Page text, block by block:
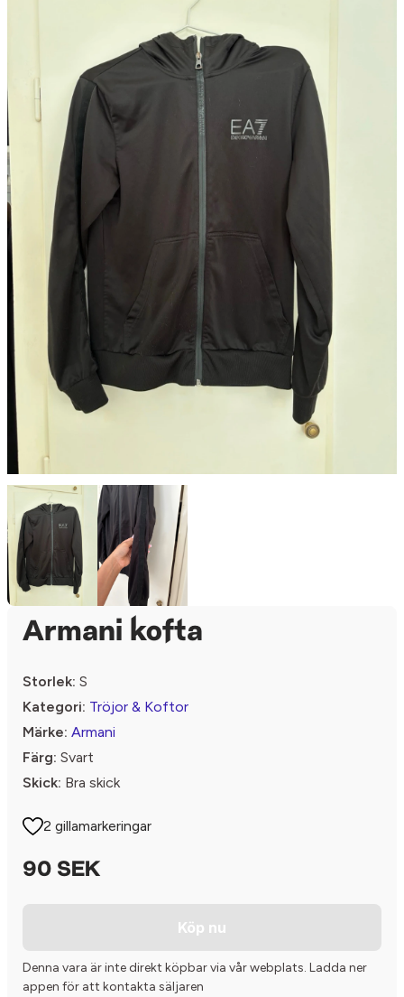
Armani kofta
Storlek: S
Kategori: Tröjor & Koftor
Märke: Armani
Färg: Svart
Skick: Bra skick
2 gillamarkeringar
90 SEK
Köp nu
Denna vara är inte direkt köpbar via vår webplats. Ladda ner
appen för att kontakta säljaren